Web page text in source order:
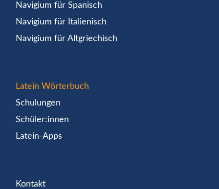
Navigium für Spanisch
Navigium für Italienisch
Navigium für Altgriechisch
Latein Wörterbuch
Schulungen
Schüler:innen
Latein-Apps
Kontakt